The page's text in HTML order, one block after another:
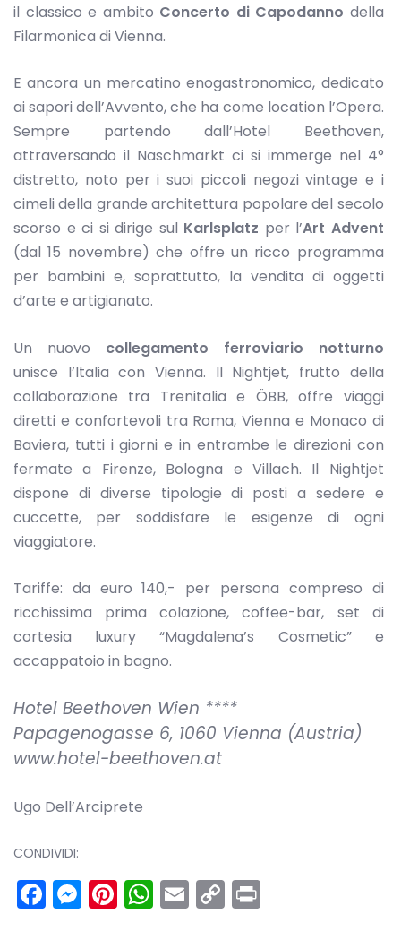
il classico e ambito Concerto di Capodanno della
Filarmonica di Vienna.
E ancora un mercatino enogastronomico, dedicato
ai sapori dell’Avvento, che ha come location l’Opera.
Sempre partendo dall’Hotel Beethoven,
attraversando il Naschmarkt ci si immerge nel 4°
distretto, noto per i suoi piccoli negozi vintage e i
cimeli della grande architettura popolare del secolo
scorso e ci si dirige sul Karlsplatz per l’Art Advent
(dal 15 novembre) che offre un ricco programma
per bambini e, soprattutto, la vendita di oggetti
d’arte e artigianato.
Un nuovo collegamento ferroviario notturno
unisce l’Italia con Vienna. Il Nightjet, frutto della
collaborazione tra Trenitalia e ÖBB, offre viaggi
diretti e confortevoli tra Roma, Vienna e Monaco di
Baviera, tutti i giorni e in entrambe le direzioni con
fermate a Firenze, Bologna e Villach. Il Nightjet
dispone di diverse tipologie di posti a sedere e
cuccette, per soddisfare le esigenze di ogni
viaggiatore.
Tariffe: da euro 140,- per persona compreso di
ricchissima prima colazione, coffee-bar, set di
cortesia luxury “Magdalena’s Cosmetic” e
accappatoio in bagno.
Hotel Beethoven Wien ****
Papagenogasse 6, 1060 Vienna (Austria)
www.hotel-beethoven.at
Ugo Dell’Arciprete
CONDIVIDI:
Facebook
Messenger
Pinterest
WhatsApp
Email
Copy